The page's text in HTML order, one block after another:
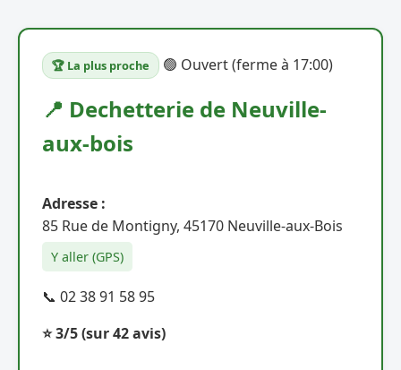
🏆 La plus proche 🟢 Ouvert (ferme à 17:00)
📍 Dechetterie de Neuville-
aux-bois
Adresse :
85 Rue de Montigny, 45170 Neuville-aux-Bois
Y aller (GPS)
📞 02 38 91 58 95
⭐ 3/5(sur 42 avis)